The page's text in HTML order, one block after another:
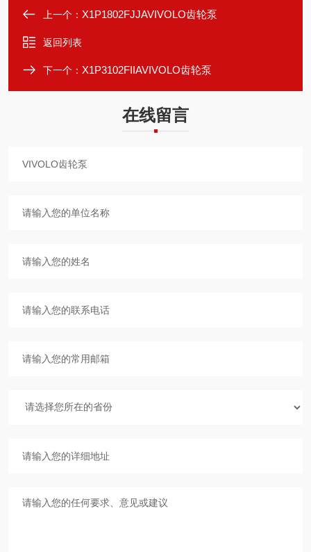
上一个： X1P1802FJJAVIVOLO齿轮泵
返回列表
下一个： X1P3102FIIAVIVOLO齿轮泵
在线留言